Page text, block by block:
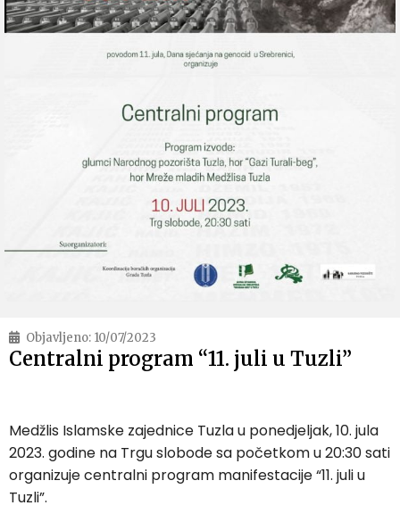
Objavljeno: 10/07/2023
Centralni program “11. juli u Tuzli”
Medžlis Islamske zajednice Tuzla u ponedjeljak, 10. jula
2023. godine na Trgu slobode sa početkom u 20:30 sati
organizuje centralni program manifestacije “11. juli u
Tuzli”.